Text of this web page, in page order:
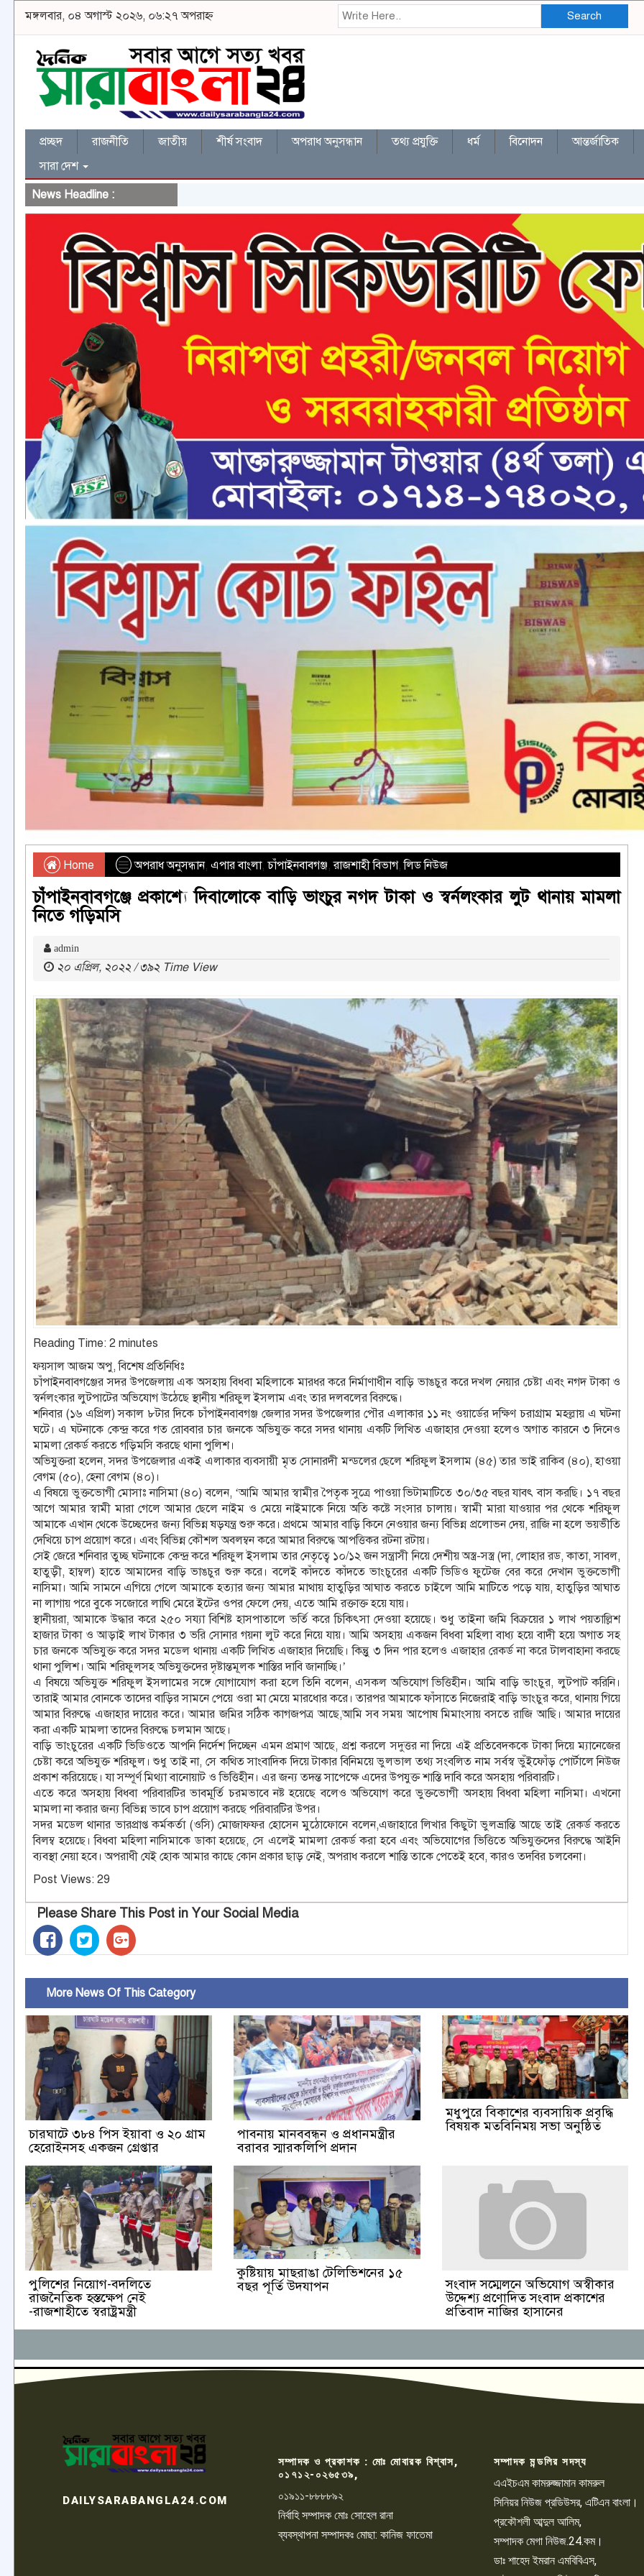
মঙ্গলবার, ০৪ অগাস্ট ২০২৬, ০৬:২৭ অপরাহ্ন Search
প্রচ্ছদ রাজনীতি জাতীয় শীর্ষ সংবাদ অপরাধ অনুসন্ধান তথ্য প্রযুক্তি ধর্ম বিনোদন আন্তর্জাতিক
সারা দেশ
News Headline :
Home অপরাধ অনুসন্ধান, এপার বাংলা,চাঁপাইনবাবগঞ্জ,রাজশাহী বিভাগ,লিড নিউজ
চাঁপাইনবাবগঞ্জে প্রকাশ্যে দিবালোকে বাড়ি ভাংচুর নগদ টাকা ও স্বর্নলংকার লুট থানায় মামলা
নিতে গড়িমসি
admin
২০ এপ্রিল, ২০২২ / ৩৯২ Time View
Reading Time: 2 minutes
ফয়সাল আজম অপু, বিশেষ প্রতিনিধিঃ
চাঁপাইনবাবগঞ্জের সদর উপজেলায় এক অসহায় বিধবা মহিলাকে মারধর করে নির্মাণাধীন বাড়ি ভাঙচুর করে দখল নেয়ার চেষ্টা এবং নগদ টাকা ও
স্বর্নলংকার লুটপাটের অভিযোগ উঠেছে স্থানীয় শরিফুল ইসলাম এবং তার দলবলের বিরুদ্ধে।
শনিবার (১৬ এপ্রিল) সকাল ৮টার দিকে চাঁপাইনবাবগঞ্জ জেলার সদর উপজেলার পৌর এলাকার ১১ নং ওয়ার্ডের দক্ষিণ চরাগ্রাম মহল্লায় এ ঘটনা
ঘটে। এ ঘটনাকে কেন্দ্র করে গত রোববার চার জনকে অভিযুক্ত করে সদর থানায় একটি লিখিত এজাহার দেওয়া হলেও অগাত কারনে ৩ দিনেও
মামলা রেকর্ড করতে গড়িমসি করছে থানা পুলিশ।
অভিযুক্তরা হলেন, সদর উপজেলার একই এলাকার ব্যবসায়ী মৃত সোনারদী মন্ডলের ছেলে শরিফুল ইসলাম (৪৫) তার ভাই রাকিব (৪০), হাওয়া
বেগম (৫০), হেনা বেগম (৪০)।
এ বিষয়ে ভুক্তভোগী মোসাঃ নাসিমা (৪০) বলেন, ‘আমি আমার স্বামীর পৈতৃক সুত্রে পাওয়া ভিটামাটিতে ৩০/৩৫ বছর যাবৎ বাস করছি। ১৭ বছর
আগে আমার স্বামী মারা গেলে আমার ছেলে নাইম ও মেয়ে নাইমাকে নিয়ে অতি কষ্টে সংসার চালায়। স্বামী মারা যাওয়ার পর থেকে শরিফুল
আমাকে এখান থেকে উচ্ছেদের জন্য বিভিন্ন ষড়যন্ত্র শুরু করে। প্রথমে আমার বাড়ি কিনে নেওয়ার জন্য বিভিন্ন প্রলোভন দেয়, রাজি না হলে ভয়ভীতি
দেখিয়ে চাপ প্রয়োগ করে। এবং বিভিন্ন কৌশল অবলম্বন করে আমার বিরুদ্ধে আপত্তিকর রটনা রটায়।
সেই জেরে শনিবার তুচ্ছ ঘটনাকে কেন্দ্র করে শরিফুল ইসলাম তার নেতৃত্বে ১০/১২ জন সন্ত্রাসী নিয়ে দেশীয় অস্ত্র-সস্ত্র (দা, লোহার রড, কাতা, সাবল,
হাতুড়ী, হাম্বল) হাতে আমাদের বাড়ি ভাঙচুর শুরু করে। বলেই কাঁদতে কাঁদতে ভাংচুরের একটি ভিডিও ফুটেজ বের করে দেখান ভুক্তভোগী
নাসিমা। আমি সামনে এগিয়ে গেলে আমাকে হত্যার জন্য আমার মাথায় হাতুড়ির আঘাত করতে চাইলে আমি মাটিতে পড়ে যায়, হাতুড়ির আঘাত
না লাগায় পরে বুকে সজোরে লাথি মেরে ইটের ওপর ফেলে দেয়, এতে আমি রক্তাক্ত হয়ে যায়।
স্থানীয়রা, আমাকে উদ্ধার করে ২৫০ সয্যা বিশিষ্ট হাসপাতালে ভর্তি করে চিকিৎসা দেওয়া হয়েছে। শুধু তাইনা জমি বিক্রয়ের ১ লাখ পয়তাল্লিশ
হাজার টাকা ও আড়াই লাখ টাকার ৩ ভরি সোনার গয়না লুট করে নিয়ে যায়। আমি অসহায় একজন বিধবা মহিলা বাধ্য হয়ে বাদী হয়ে অগাত সহ
চার জনকে অভিযুক্ত করে সদর মডেল থানায় একটি লিখিত এজাহার দিয়েছি। কিন্তুু ৩ দিন পার হলেও এজাহার রেকর্ড না করে টালবাহানা করছে
থানা পুলিশ। আমি শরিফুলসহ অভিযুক্তদের দৃষ্টান্তমূলক শাস্তির দাবি জানাচ্ছি।’
এ বিষয়ে অভিযুক্ত শরিফুল ইসলামের সঙ্গে যোগাযোগ করা হলে তিনি বলেন, এসকল অভিযোগ ভিত্তিহীন। আমি বাড়ি ভাংচুর, লুটপাট করিনি।
তারাই আমার বোনকে তাদের বাড়ির সামনে পেয়ে ওরা মা মেয়ে মারধোর করে। তারপর আমাকে ফাঁসাতে নিজেরাই বাড়ি ভাংচুর করে, থানায় গিয়ে
আমার বিরুদ্ধে এজাহার দায়ের করে। আমার জমির সঠিক কাগজপত্র আছে,আমি সব সময় আপোষ মিমাংসায় বসতে রাজি আছি। আমার দায়ের
করা একটি মামলা তাদের বিরুদ্ধে চলমান আছে।
বাড়ি ভাংচুরের একটি ভিডিওতে আপনি নির্দেশ দিচ্ছেন এমন প্রমাণ আছে, প্রশ্ন করলে সদুত্তর না দিয়ে এই প্রতিবেদককে টাকা দিয়ে ম্যানেজের
চেষ্টা করে অভিযুক্ত শরিফুল। শুধু তাই না, সে কথিত সাংবাদিক দিয়ে টাকার বিনিময়ে ভুলভাল তথ্য সংবলিত নাম সর্বস্ব ভুঁইফোঁড় পোর্টালে নিউজ
প্রকাশ করিয়েছে। যা সম্পূর্ণ মিথ্যা বানোয়াট ও ভিত্তিহীন। এর জন্য তদন্ত সাপেক্ষে এদের উপযুক্ত শাস্তি দাবি করে অসহায় পরিবারটি।
এতে করে অসহায় বিধবা পরিবারটির ভাবমূর্তি চরমভাবে নষ্ট হয়েছে বলেও অভিযোগ করে ভুক্তভোগী অসহায় বিধবা মহিলা নাসিমা। এখনো
মামলা না করার জন্য বিভিন্ন ভাবে চাপ প্রয়োগ করছে পরিবারটির উপর।
সদর মডেল থানার ভারপ্রাপ্ত কর্মকর্তা (ওসি) মোজাফফর হোসেন মুঠোফোনে বলেন,এজাহারে লিখার কিছুটা ভুলভ্রান্তি আছে তাই রেকর্ড করতে
বিলম্ব হয়েছে। বিধবা মহিলা নাসিমাকে ডাকা হয়েছে, সে এলেই মামলা রেকর্ড করা হবে এবং অভিযোগের ভিত্তিতে অভিযুক্তদের বিরুদ্ধে আইনি
ব্যবস্থা নেয়া হবে। অপরাধী যেই হোক আমার কাছে কোন প্রকার ছাড় নেই, অপরাধ করলে শাস্তি তাকে পেতেই হবে, কারও তদবির চলবেনা।
Post Views: 29
Please Share This Post in Your Social Media
More News Of This Category
চারঘাটে ৩৮৪ পিস ইয়াবা ও ২০ গ্রাম
হেরোইনসহ একজন গ্রেপ্তার
পাবনায় মানববন্ধন ও প্রধানমন্ত্রীর
বরাবর স্মারকলিপি প্রদান
মধুপুরে বিকাশের ব্যবসায়িক প্রবৃদ্ধি
বিষয়ক মতবিনিময় সভা অনুষ্ঠিত
পুলিশের নিয়োগ-বদলিতে
রাজনৈতিক হস্তক্ষেপ নেই
-রাজশাহীতে স্বরাষ্ট্রমন্ত্রী
কুষ্টিয়ায় মাছরাঙা টেলিভিশনের ১৫
বছর পূর্তি উদযাপন
সংবাদ সম্মেলনে অভিযোগ অস্বীকার
উদ্দেশ্য প্রণোদিত সংবাদ প্রকাশের
প্রতিবাদ নাজির হাসানের
DAILYSARABANGLA24.COM
সম্পাদক ও প্রকাশক : মোঃ মোবারক বিশ্বাস,
০১৭১২-০২৬৫৩৯,
০১৯১১-৮৮৮৮৯২
নির্বাহি সম্পাদক মোঃ সোহেল রানা
ব্যবস্থাপনা সম্পাদকঃ মোছা: কানিজ ফাতেমা
সম্পাদক মন্ডলির সদস্য
এএইচএম কামরুজ্জামান কামরুল
সিনিয়র নিউজ প্রডিউসর, এটিএন বাংলা।
প্রকৌশলী আব্দুল আলিম,
সম্পাদক মেগা নিউজ.24.কম।
ডাঃ শাহেদ ইমরান এমবিবিএস,